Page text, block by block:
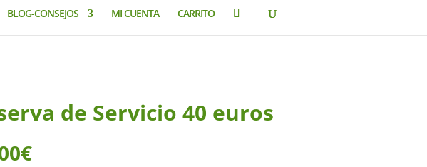
BLOG-CONSEJOS MI CUENTA CARRITO
de Servicio 40 euros
€